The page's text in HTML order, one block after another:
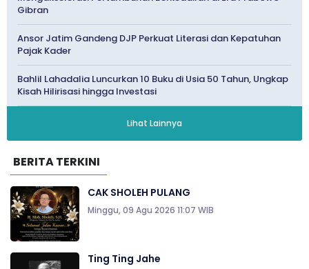
Gibran
Ansor Jatim Gandeng DJP Perkuat Literasi dan Kepatuhan
Pajak Kader
Bahlil Lahadalia Luncurkan 10 Buku di Usia 50 Tahun, Ungkap
Kisah Hilirisasi hingga Investasi
Lihat Lainnya
BERITA TERKINI
CAK SHOLEH PULANG
Minggu, 09 Agu 2026 11:07 WIB
Ting Ting Jahe